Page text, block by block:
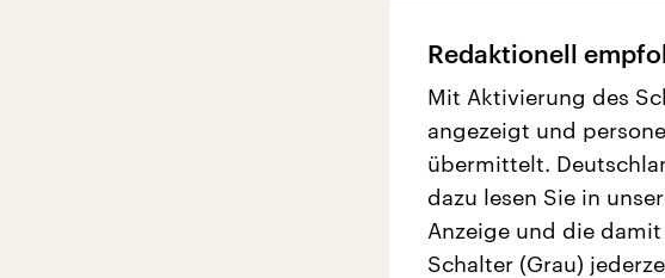
Redaktionell
Mit Aktivierung des
angezeigt und
übermittelt.
dazu lesen Sie in
Anzeige und die
Schalter (Grau)